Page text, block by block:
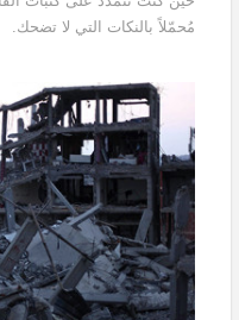
مُحمّلاً بالنكات التي لا تضحك.